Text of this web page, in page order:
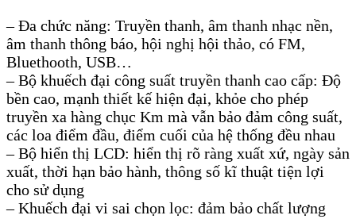
– Đa chức năng: Truyền thanh, âm thanh nhạc nền,
âm thanh thông báo, hội nghị hội thảo, có FM,
Bluethooth, USB…
– Bộ khuếch đại công suất truyền thanh cao cấp: Độ
bền cao, mạnh thiết kế hiện đại, khỏe cho phép
truyền xa hàng chục Km mà vẫn bảo đảm công suất,
các loa điểm đầu, điểm cuối của hệ thống đều nhau
– Bộ hiển thị LCD: hiển thị rõ ràng xuất xứ, ngày sản
xuất, thời hạn bảo hành, thông số kĩ thuật tiện lợi
cho sử dụng
– Khuếch đại vi sai chọn lọc: đảm bảo chất lượng